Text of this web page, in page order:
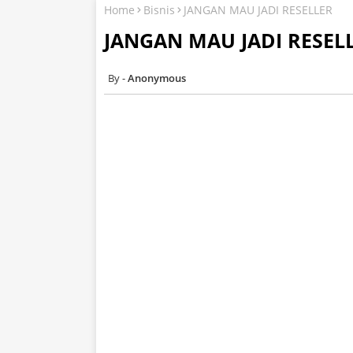
Home Bisnis JANGAN MAU JADI RESELLER
JANGAN MAU JADI
Anonymous